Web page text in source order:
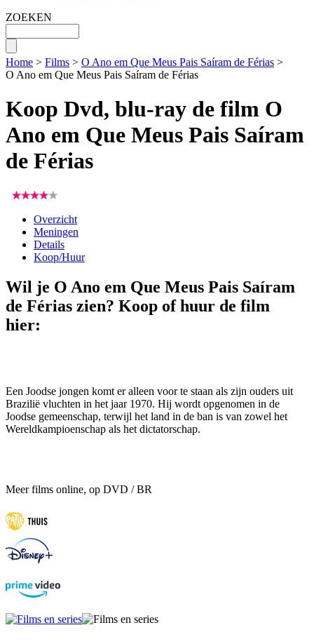
ZOEKEN
Home > Films > O Ano em Que Meus Pais Saíram de Férias >
O Ano em Que Meus Pais Saíram de Férias
Koop Dvd, blu-ray de film O
Ano em Que Meus Pais Saíram
de Férias
Overzicht
Meningen
Details
Koop/Huur
Wil je O Ano em Que Meus Pais Saíram
de Férias zien? Koop of huur de film
hier:
Een Joodse jongen komt er alleen voor te staan als zijn ouders uit
Brazilië vluchten in het jaar 1970. Hij wordt opgenomen in de
Joodse gemeenschap, terwijl het land in de ban is van zowel het
Wereldkampioenschap als het dictatorschap.
Meer films online, op DVD / BR